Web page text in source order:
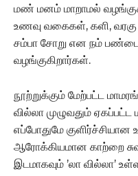
மண் மனம் மாறாமல்
உணவு வகைகள், களி, வரகு
சம்பா சோறு என நம்
வழங்குகிறார்கள்.
நூற்றுக்கும் மேற்பட்ட
வில்லா முழுவதும் ஏகப்பட்ட
எப்போதுமே
ஆரோக்கியமான காற்றை
இடமாகவும் ’லா வில்லா’